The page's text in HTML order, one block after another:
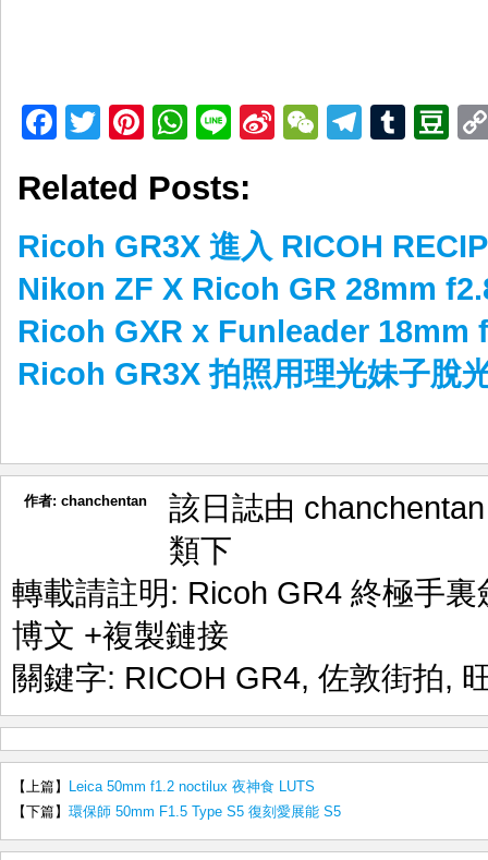
Facebook
TwitterPinterest
WhatsApp
LineSinaWeChat
Related Posts:
Ricoh GR3X 進入 RICOH
Nikon ZF X Ricoh GR 28mm
Ricoh GXR x Funleader 18mm
Ricoh GR3X 拍照用理光妹子脫
作者: chanchentan
該日誌由
類下
轉載請註明: Ricoh GR4 終極手
博文 +複製鏈接
關鍵字: RICOH GR4, 佐敦街拍,
【上篇】
Leica 50mm f1.2 noctilux 夜神食 LUTS
【下篇】 環保師 50mm F1.5 Type S5 復刻愛展能 S5